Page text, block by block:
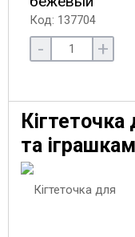
Код: 137704
- +
та